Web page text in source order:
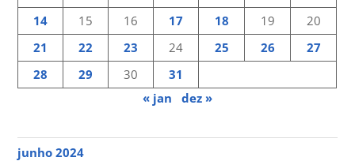
14
15 16 17 18 19
20
21
22 23 24 25 26
27
28
29 30
31
« jan
dez »
junho 2024